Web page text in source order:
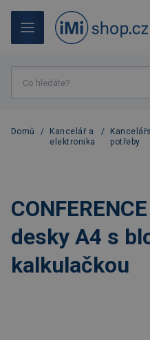
Domů /
Kancelář a
elektronika
/
potřeby
desky A4 s
kalkulačkou